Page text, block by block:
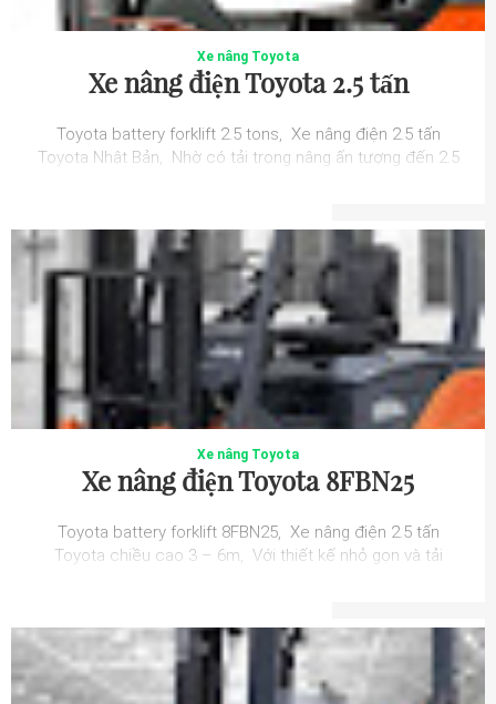
Xe nâng Toyota
Xe nâng điện Toyota 2.5 tấn
Toyota battery forklift 2.5 tons, Xe nâng điện 2.5 tấn
Toyota Nhật Bản, Nhờ có tải trọng nâng ấn tượng đến 2.5
Xe nâng Toyota
Xe nâng điện Toyota 8FBN25
Toyota battery forklift 8FBN25, Xe nâng điện 2.5 tấn
Toyota chiều cao 3 – 6m, Với thiết kế nhỏ gọn và tải